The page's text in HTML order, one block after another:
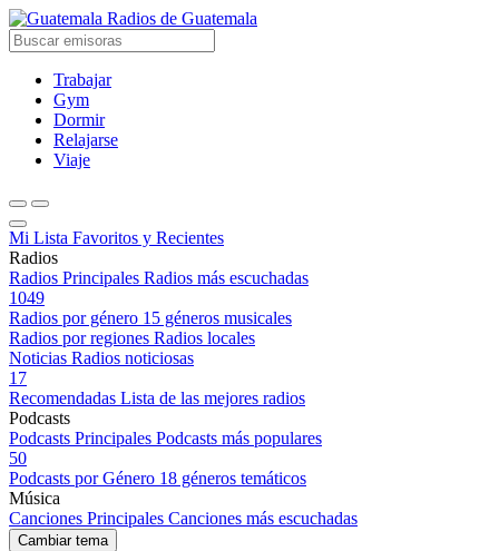
Radios de Guatemala
Trabajar
Gym
Dormir
Relajarse
Viaje
Mi Lista Favoritos y Recientes
Radios
Radios Principales Radios más escuchadas
1049
Radios por género 15 géneros musicales
Radios por regiones Radios locales
Noticias Radios noticiosas
17
Recomendadas Lista de las mejores radios
Podcasts
Podcasts Principales Podcasts más populares
50
Podcasts por Género 18 géneros temáticos
Música
Canciones Principales Canciones más escuchadas
Cambiar tema